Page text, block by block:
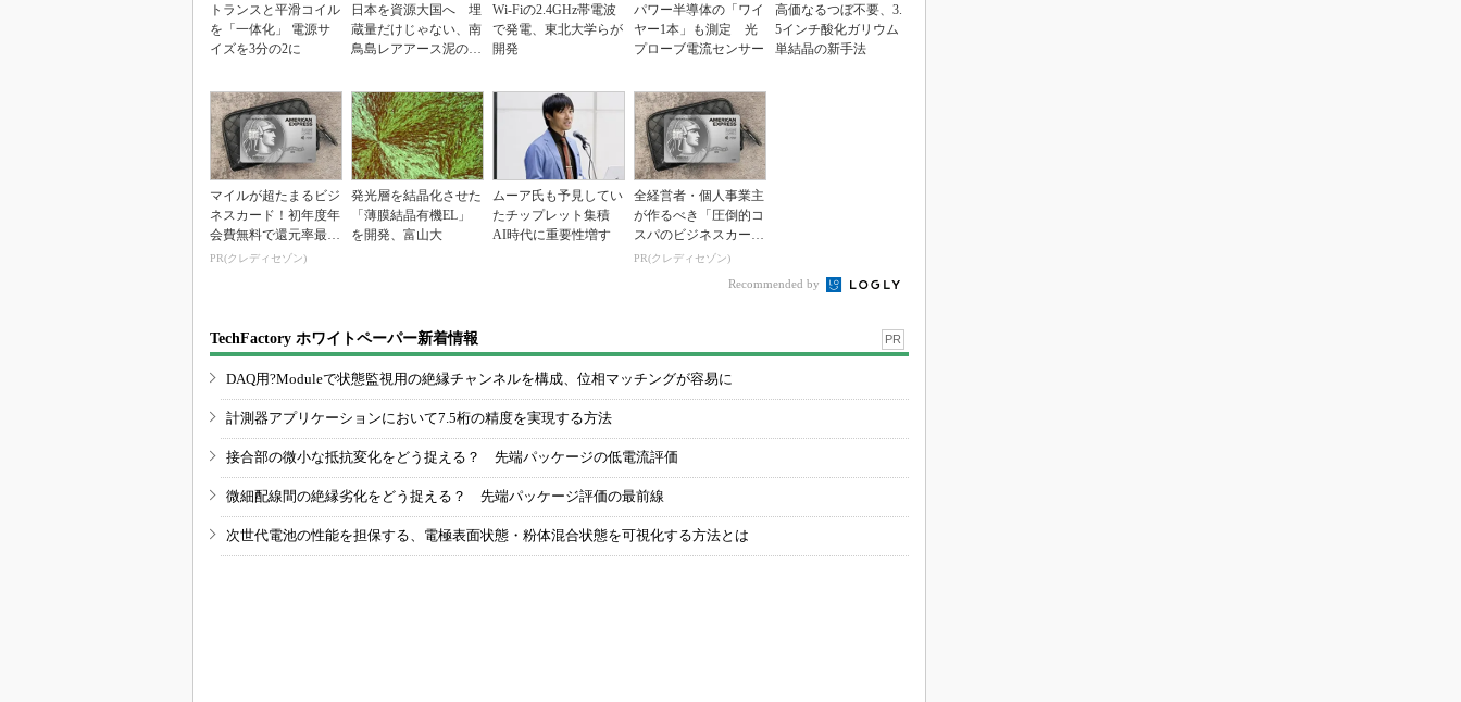
トランスと平滑コイル
を「一体化」 電源サ
イズを3分の2に
日本を資源大国へ 埋
蔵量だけじゃない、南
鳥島レアアース泥の価
Wi-Fiの2.4GHz帯電波
で発電、東北大学らが
開発
パワー半導体の「ワイ
ヤー1本」も測定 光
プローブ電流センサー
高価なるつぼ不要、3.
5インチ酸化ガリウム
単結晶の新手法
マイルが超たまるビジ
ネスカード！初年度年
会費無料で還元率最大
1.125%
PR(クレディセゾン)
発光層を結晶化させた
「薄膜結晶有機EL」
を開発、富山大
ムーア氏も予見してい
たチップレット集積
AI時代に重要性増す
全経営者・個人事業主
が作るべき「圧倒的コ
スパのビジネスカー
ド」
PR(クレディセゾン)
Recommended by
TechFactory ホワイトペーパー新着情報 PR
DAQ用?Moduleで状態監視用の絶縁チャンネルを構成、位相マッチングが容易に
計測器アプリケーションにおいて7.5桁の精度を実現する方法
接合部の微小な抵抗変化をどう捉える？ 先端パッケージの低電流評価
微細配線間の絶縁劣化をどう捉える？ 先端パッケージ評価の最前線
次世代電池の性能を担保する、電極表面状態・粉体混合状態を可視化する方法とは